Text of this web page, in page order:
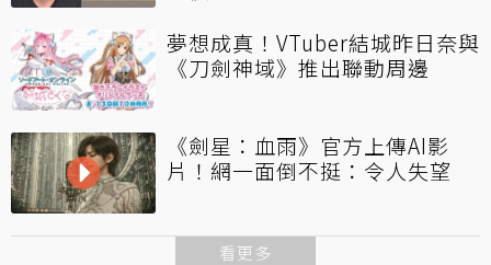
夢想成真！VTuber結城昨日奈與
《刀劍神域》推出聯動周邊
《劍星：血雨》官方上傳AI影
片！網一面倒不挺：令人失望
看更多